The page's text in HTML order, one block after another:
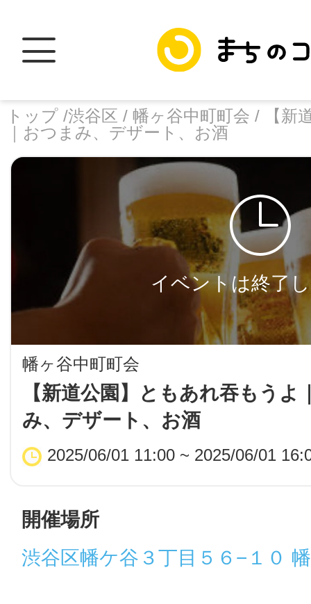
トップ /渋谷区 / 幡ヶ谷中町町会 /
【新
｜おつまみ、デザート、お酒
イベントは終了
幡ヶ谷中町町会
【新道公園】ともあれ吞もうよ
み、デザート、お酒
2025/06/01 11:00 ~ 2025/06/01
facebook
LINE
SMS
開催場所
渋谷区幡ケ谷３丁目５６−１０
トップ
加盟スポットに
地域に導入を